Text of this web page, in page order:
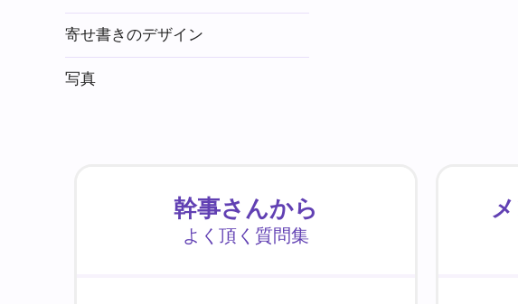
寄せ書きのデザイン
写真
幹事さんから
よく頂く質問集